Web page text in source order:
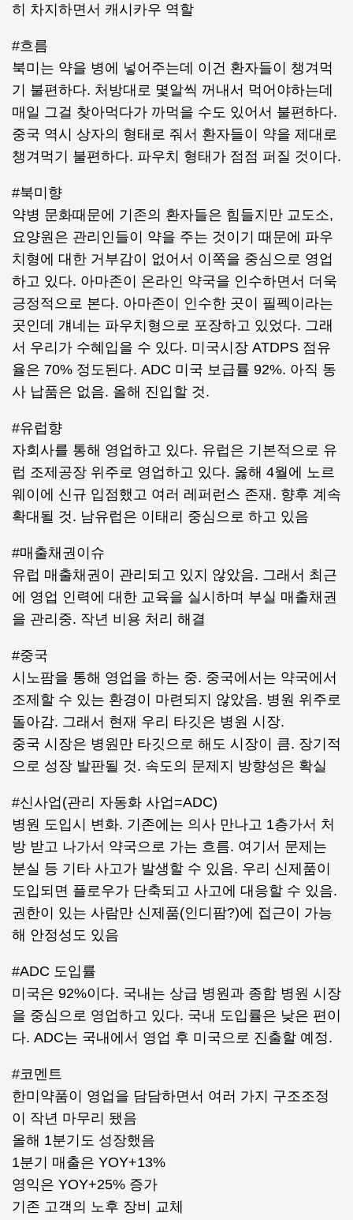
히 차지하면서 캐시카우 역할
#흐름
북미는 약을 병에 넣어주는데 이건 환자들이 챙겨먹
기 불편하다. 처방대로 몇알씩 꺼내서 먹어야하는데
매일 그걸 찾아먹다가 까먹을 수도 있어서 불편하다.
중국 역시 상자의 형태로 줘서 환자들이 약을 제대로
챙겨먹기 불편하다. 파우치 형태가 점점 퍼질 것이다.
#북미향
약병 문화때문에 기존의 환자들은 힘들지만 교도소,
요양원은 관리인들이 약을 주는 것이기 때문에 파우
치형에 대한 거부감이 없어서 이쪽을 중심으로 영업
하고 있다. 아마존이 온라인 약국을 인수하면서 더욱
긍정적으로 본다. 아마존이 인수한 곳이 필펙이라는
곳인데 걔네는 파우치형으로 포장하고 있었다. 그래
서 우리가 수혜입을 수 있다. 미국시장 ATDPS 점유
율은 70% 정도된다. ADC 미국 보급률 92%. 아직 동
사 납품은 없음. 올해 진입할 것.
#유럽향
자회사를 통해 영업하고 있다. 유럽은 기본적으로 유
럽 조제공장 위주로 영업하고 있다. 옳해 4월에 노르
웨이에 신규 입점했고 여러 레퍼런스 존재. 향후 계속
확대될 것. 남유럽은 이태리 중심으로 하고 있음
#매출채권이슈
유럽 매출채권이 관리되고 있지 않았음. 그래서 최근
에 영업 인력에 대한 교육을 실시하며 부실 매출채권
을 관리중. 작년 비용 처리 해결
#중국
시노팜을 통해 영업을 하는 중. 중국에서는 약국에서
조제할 수 있는 환경이 마련되지 않았음. 병원 위주로
돌아감. 그래서 현재 우리 타깃은 병원 시장.
중국 시장은 병원만 타깃으로 해도 시장이 큼. 장기적
으로 성장 발판될 것. 속도의 문제지 방향성은 확실
#신사업(관리 자동화 사업=ADC)
병원 도입시 변화. 기존에는 의사 만나고 1층가서 처
방 받고 나가서 약국으로 가는 흐름. 여기서 문제는
분실 등 기타 사고가 발생할 수 있음. 우리 신제품이
도입되면 플로우가 단축되고 사고에 대응할 수 있음.
권한이 있는 사람만 신제품(인디팜?)에 접근이 가능
해 안정성도 있음
#ADC 도입률
미국은 92%이다. 국내는 상급 병원과 종합 병원 시장
을 중심으로 영업하고 있다. 국내 도입률은 낮은 편이
다. ADC는 국내에서 영업 후 미국으로 진출할 예정.
#코멘트
한미약품이 영업을 담담하면서 여러 가지 구조조정
이 작년 마무리 됐음
올해 1분기도 성장했음
1분기 매출은 YOY+13%
영익은 YOY+25% 증가
기존 고객의 노후 장비 교체